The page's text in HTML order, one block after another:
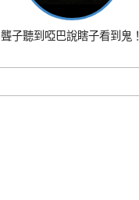
聾子聽到啞巴說瞎子看到鬼！